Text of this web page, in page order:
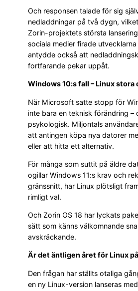
Och responsen talade för sig
nedladdningar på två dygn,
Zorin-projektets största
sociala medier firade
antydde också att
fortfarande pekar uppåt.
Windows 10:s fall – Linux stora
När Microsoft satte stopp för
inte bara en teknisk förändring –
psykologisk. Miljontals
att antingen köpa nya datorer
eller att hitta ett alternativ.
För många som suttit på äldre
ogillar Windows 11:s krav och
gränssnitt, har Linux plötsligt
rimligt val.
Och Zorin OS 18 har lyckats
sätt som känns välkomnande
avskräckande.
Är det äntligen året för Linux
Den frågan har ställts otaliga
en ny Linux-version lanseras